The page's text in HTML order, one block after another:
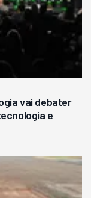
vai debater
e